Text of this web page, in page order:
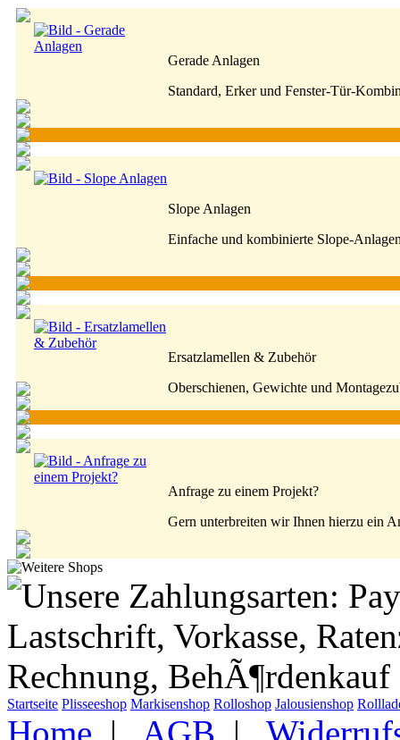
Gerade Anlagen
Standard, Erker und Fenster-Tür-
Slope Anlagen
Einfache und kombinierte Slope-
Ersatzlamellen & Zubehör
Oberschienen, Gewichte und
Anfrage zu einem Projekt?
Gern unterbreiten wir Ihnen hierzu ein
Startseite Plisseeshop Markisenshop Rolloshop Jalousienshop
Home | AGB |